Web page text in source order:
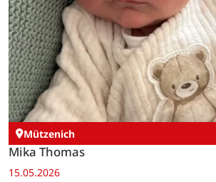
Mützenich
Mika Thomas
15.05.2026